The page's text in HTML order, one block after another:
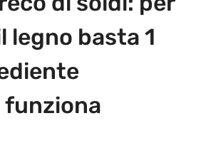
legno basta 1
funziona